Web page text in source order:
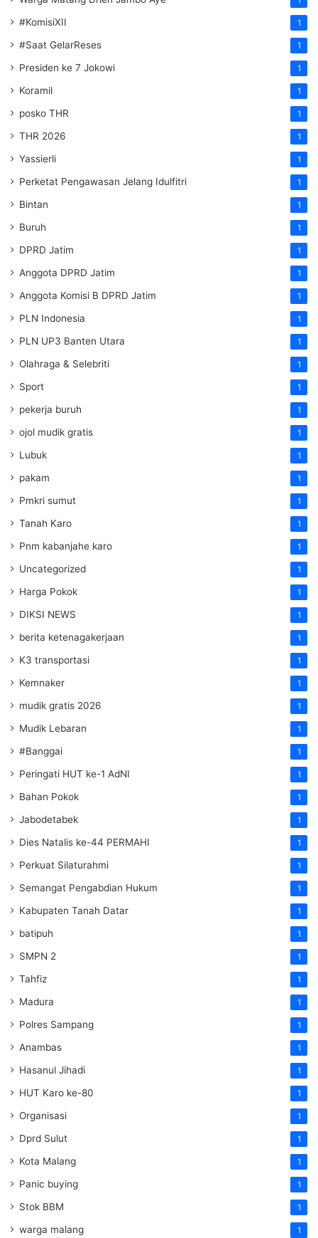
#KomisiXII 1
#Saat GelarReses 1
Presiden ke 7 Jokowi 1
Koramil 1
posko THR 1
THR 2026 1
Yassierli 1
Perketat Pengawasan Jelang Idulfitri 1
Bintan 1
Buruh 1
DPRD Jatim 1
Anggota DPRD Jatim 1
Anggota Komisi B DPRD Jatim 1
PLN Indonesia 1
PLN UP3 Banten Utara 1
Olahraga & Selebriti 1
Sport 1
pekerja buruh 1
ojol mudik gratis 1
Lubuk 1
pakam 1
Pmkri sumut 1
Tanah Karo 1
Pnm kabanjahe karo 1
Uncategorized 1
Harga Pokok 1
DIKSI NEWS 1
berita ketenagakerjaan 1
K3 transportasi 1
Kemnaker 1
mudik gratis 2026 1
Mudik Lebaran 1
#Banggai 1
Peringati HUT ke-1 AdNI 1
Bahan Pokok 1
Jabodetabek 1
Dies Natalis ke-44 PERMAHI 1
Perkuat Silaturahmi 1
Semangat Pengabdian Hukum 1
Kabupaten Tanah Datar 1
batipuh 1
SMPN 2 1
Tahfiz 1
Madura 1
Polres Sampang 1
Anambas 1
Hasanul Jihadi 1
HUT Karo ke-80 1
Organisasi 1
Dprd Sulut 1
Kota Malang 1
Panic buying 1
Stok BBM 1
warga malang 1